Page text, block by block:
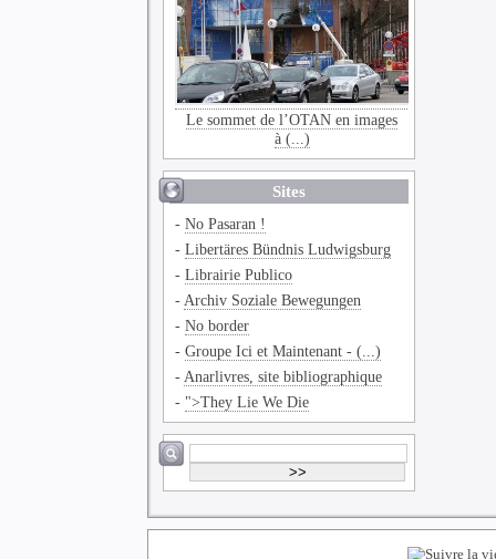
Le sommet de l’OTAN en images
à (...)
Sites
-No Pasaran !
-Libertäres Bündnis Ludwigsburg
-Librairie Publico
- Archiv Soziale Bewegungen
-No border
-Groupe Ici et Maintenant - (...)
- Anarlivres, site bibliographique
- ">They Lie We Die